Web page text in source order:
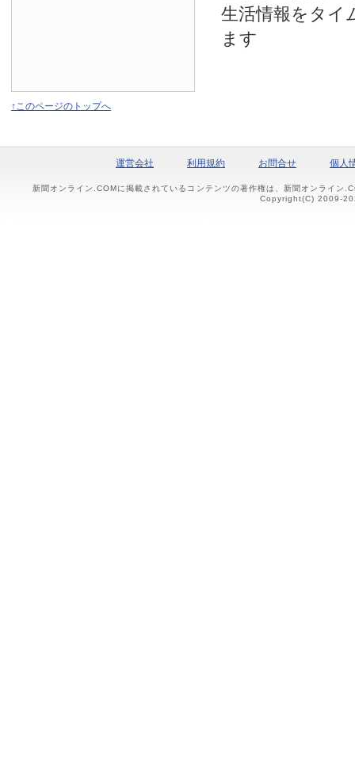
生活情報をタイ
ます
↑このページのトップへ
運営会社 利用規約 お問合せ 個人
新聞オンライン.COMに掲載されているコンテンツの著作権は、新聞オンライン
Copyright(C) 2009-